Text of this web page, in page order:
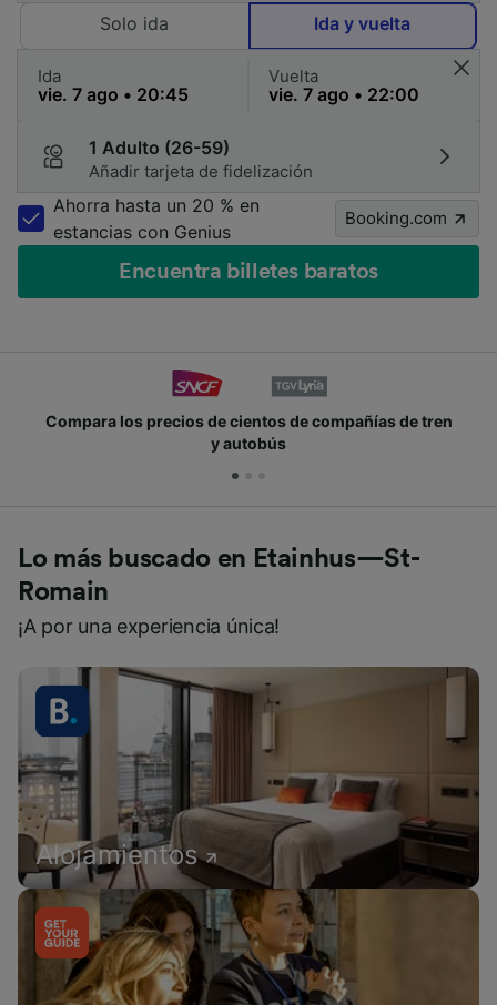
Solo ida Ida y vuelta
Ida Vuelta
1 Adulto (26-59)
Añadir tarjeta de fidelización
Ahorra hasta un 20 % en
estancias con Genius
Booking.com
Encuentra billetes baratos
de compañías de tren
Únete a los millones de
Lo más buscado en Etainhus—St-
Romain
¡A por una experiencia única!
Alojamientos